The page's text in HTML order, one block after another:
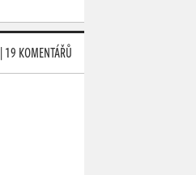
| 19 KOMENTÁŘŮ